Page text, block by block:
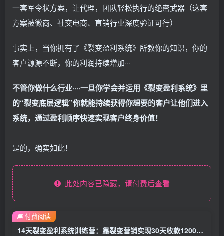
一套军令状方案，让代理，团队轻松执行的绝密武器（这套
方案被微商、社交电商、直销行业深度验证可行）
事实上，当你拥有了《裂变盈利系统》所教你的知识，你的
客户源源不断，你的利润持续增加···
不管你做什么行业····一旦你学会并运用《裂变盈利系统》里
的“裂变底层逻辑”你就能持续获得你想要的客户让他们进入
系统，通过盈利顺序快速实现客户终身价值！
是的，确实如此！
此处内容已隐藏，请付费后查看
14天裂变盈利系统训练营：靠裂变营销实现30天收款1200万（无水印）
付费阅读